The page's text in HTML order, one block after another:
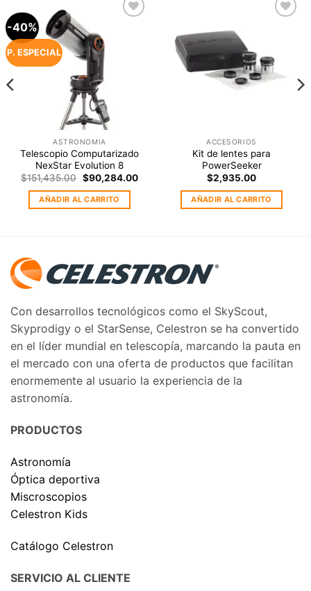
-40%
P. ESPECIAL
ASTRONOMIA
Telescopio Computarizado
NexStar Evolution 8
$151,435.00 Original
price
was:
$151,435.00.
$90,284.00Current
$90,284.00.
AÑADIR AL CARRITO
deseos
ACCESORIOS
Kit de lentes para
PowerSeeker
$2,935.00
AÑADIR AL CARRITO
Con desarrollos tecnológicos como el SkyScout,
Skyprodigy o el StarSense, Celestron se ha convertido
en el líder mundial en telescopía, marcando la pauta en
el mercado con una oferta de productos que facilitan
enormemente al usuario la experiencia de la
astronomía.
PRODUCTOS
Astronomía
Óptica deportiva
Miscroscopios
Celestron Kids
Catálogo Celestron
SERVICIO AL CLIENTE